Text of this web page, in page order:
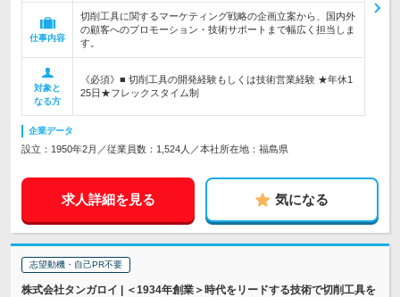
仕事内容
切削工具に関するマーケティング戦略の企画立案から、国内外
の顧客へのプロモーション・技術サポートまで幅広く担当しま
す。
対象と
なる方
《必須》■ 切削工具の開発経験もしくは技術営業経験 ★年休1
25日★フレックスタイム制
企業データ
設立：1950年2月／従業員数：1,524人／本社所在地：福島県
求人詳細を見る 気になる
志望動機・自己PR不要
株式会社タンガロイ | ＜1934年創業＞時代をリードする技術で切削工具を